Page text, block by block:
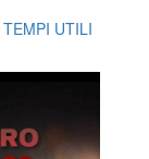
UTILI